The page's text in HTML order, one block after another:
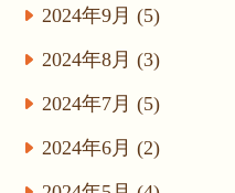
2024年9月 (5)
2024年8月 (3)
2024年7月 (5)
2024年6月 (2)